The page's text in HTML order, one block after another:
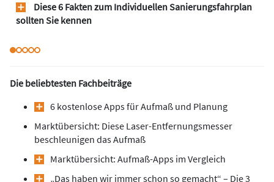
Diese 6 Fakten zum Individuellen Sanierungsfahrplan
sollten Sie kennen
Die beliebtesten Fachbeiträge
6 kostenlose Apps für Aufmaß und Planung
Marktübersicht: Diese Laser-Entfernungsmesser
beschleunigen das Aufmaß
Marktübersicht: Aufmaß-Apps im Vergleich
„Das haben wir immer schon so gemacht“ – Die 3